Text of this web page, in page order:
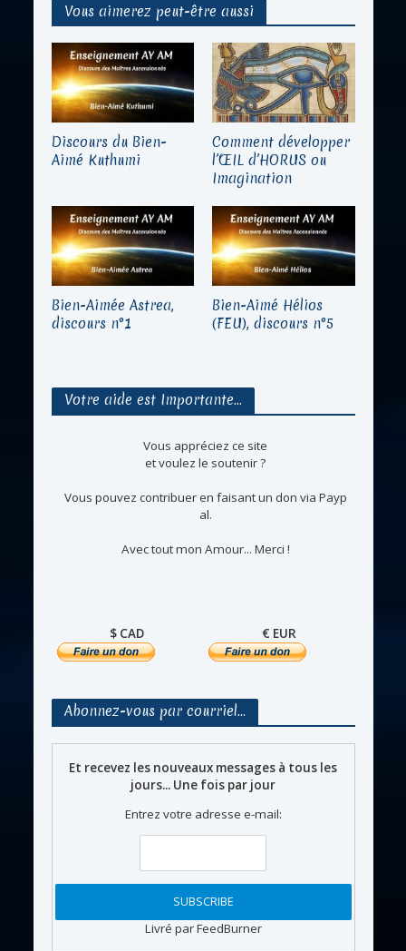
Vous aimerez peut-être aussi
Discours du Bien-
Aimé Kuthumi
Comment développer
l’ŒIL d’HORUS ou
Imagination
Bien-Aimée Astrea,
discours n°1
Bien-Aimé Hélios
(FEU), discours n°5
Votre aide est Importante…
Vous appréciez ce site
et voulez le soutenir ?
Vous pouvez contribuer en faisant un don via Payp
al.
Avec tout mon Amour... Merci !
$ CAD € EUR
Abonnez-vous par courriel…
Et recevez les nouveaux messages à tous les
jours... Une fois par jour
Entrez votre adresse e-mail:
Livré par FeedBurner